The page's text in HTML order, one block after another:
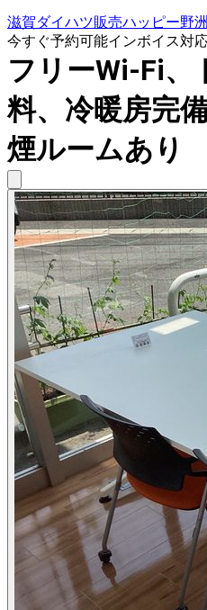
滋賀ダイハツ販売ハッピー野
今すぐ予約可能インボイス対
フリーWi-Fi、
料、冷暖房完
煙ルームあり